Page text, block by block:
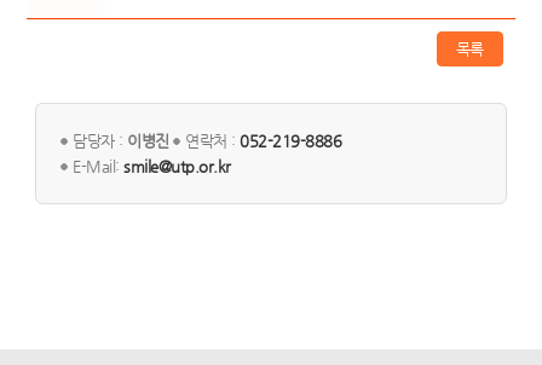
목록
담당자 : 이병진 연락처 :052-219-8886
E-Mail:smile@utp.or.kr